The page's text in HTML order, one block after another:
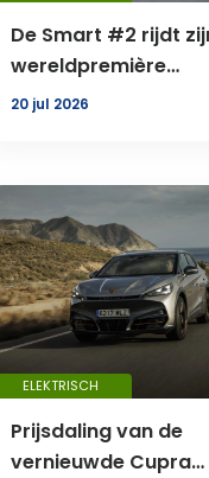
De Smart #2 rijdt
wereldpremière
tegemoet
20 jul 2026
ELEKTRISCH
Prijsdaling van de
vernieuwde Cupra